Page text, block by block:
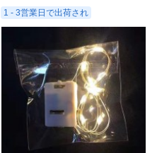
1 - 3営業日で出荷され